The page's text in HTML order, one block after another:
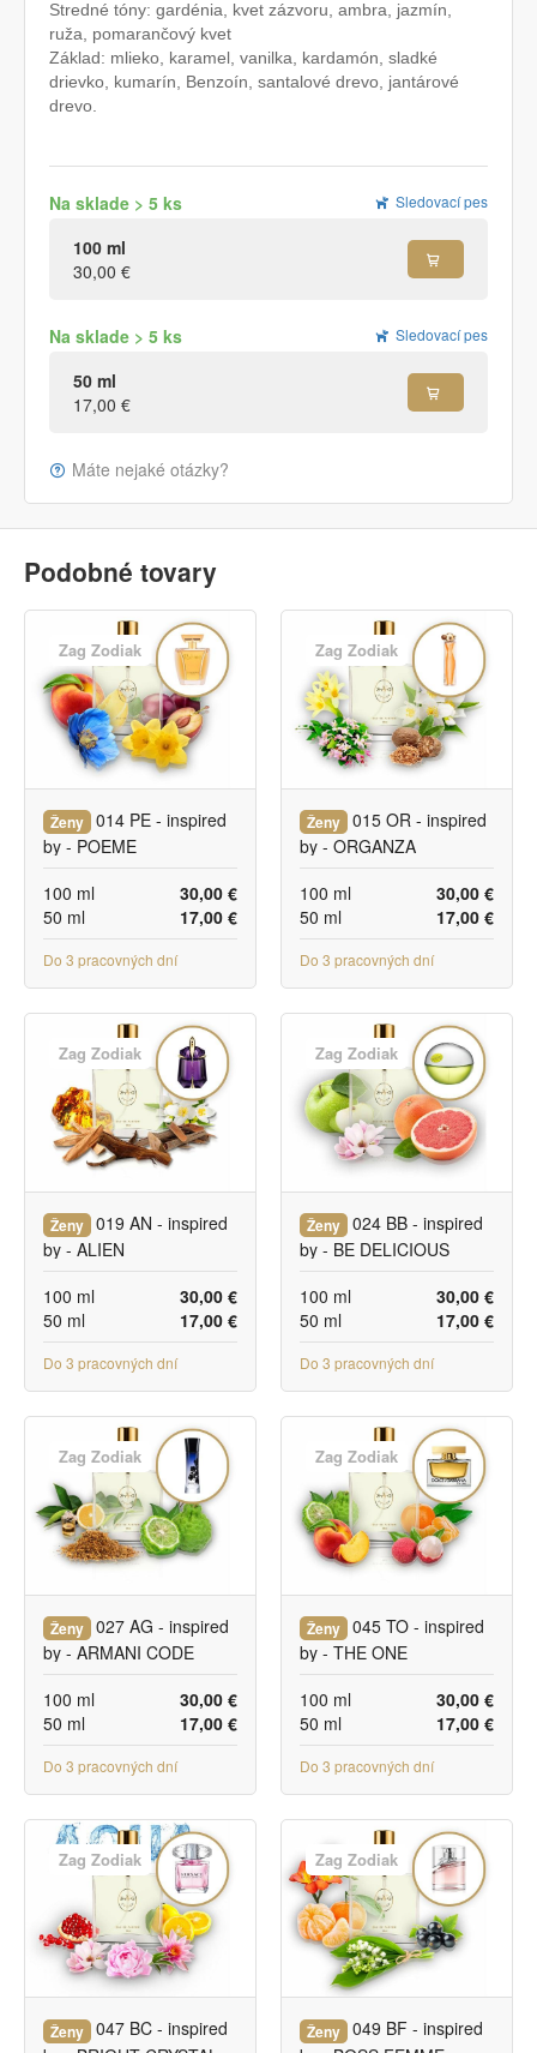
Stredné tóny: gardénia, kvet zázvoru, ambra, jazmín,
ruža, pomarančový kvet
Základ: mlieko, karamel, vanilka, kardamón, sladké
drievko, kumarín, Benzoín, santalové drevo, jantárové
drevo.
Sledovací pes
Na sklade > 5 ks
100 ml
30,00 €
Sledovací pes
Na sklade > 5 ks
50 ml
17,00 €
Máte nejaké otázky?
Podobné tovary
Zag Zodiak
Ženy 014 PE - inspired
by - POEME
30,00 €
100 ml
17,00 €
50 ml
Do 3 pracovných dní
Zag Zodiak
Ženy 015 OR - inspired
by - ORGANZA
30,00 €
100 ml
17,00 €
50 ml
Do 3 pracovných dní
Zag Zodiak
Ženy 019 AN - inspired
by - ALIEN
30,00 €
100 ml
17,00 €
50 ml
Do 3 pracovných dní
Zag Zodiak
Ženy 024 BB - inspired
by - BE DELICIOUS
30,00 €
100 ml
17,00 €
50 ml
Do 3 pracovných dní
Zag Zodiak
Ženy 027 AG - inspired
by - ARMANI CODE
30,00 €
100 ml
17,00 €
50 ml
Do 3 pracovných dní
Zag Zodiak
Ženy 045 TO - inspired
by - THE ONE
30,00 €
100 ml
17,00 €
50 ml
Do 3 pracovných dní
Zag Zodiak
Ženy 047 BC - inspired
Zag Zodiak
Ženy 049 BF - inspired